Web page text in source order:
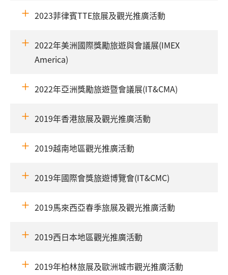
2023菲律賓TTE旅展及觀光推廣活動
2022年美洲國際獎勵旅遊與會議展(IMEX
America)
2022年亞洲獎勵旅遊暨會議展(IT&CMA)
2019年香港旅展及觀光推廣活動
2019越南地區觀光推廣活動
2019年國際會獎旅遊博覽會(IT&CMC)
2019馬來西亞春季旅展及觀光推廣活動
2019西日本地區觀光推廣活動
2019年柏林旅展及歐洲城市觀光推廣活動